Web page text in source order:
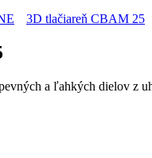
3D tlačiareň CBAM 25
a ľahkých dielov z